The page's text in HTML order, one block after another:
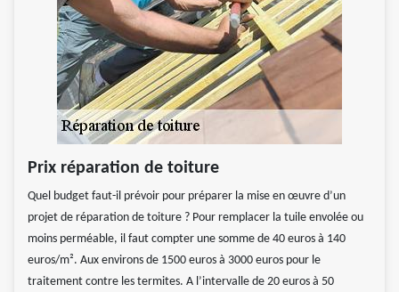
Prix réparation de toiture
Quel budget faut-il prévoir pour préparer la mise en œuvre d’un
projet de réparation de toiture ? Pour remplacer la tuile envolée ou
moins perméable, il faut compter une somme de 40 euros à 140
euros/m². Aux environs de 1500 euros à 3000 euros pour le
traitement contre les termites. A l’intervalle de 20 euros à 50